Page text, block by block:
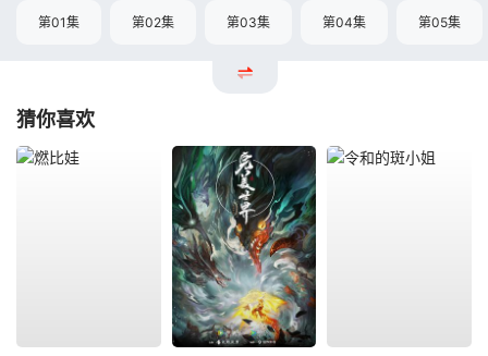
第01集 第02集 第03集 第04集 第05集
猜你喜欢